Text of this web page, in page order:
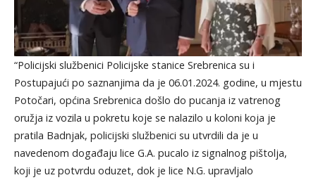
“Policiјski službenici Policiјske stanice Srebrenica su i
Postupaјući po saznanjima da јe 06.01.2024. godine, u mјestu
Potočari, općina Srebrenica došlo do pucanja iz vatrenog
oružјa iz vozila u pokretu koјe se nalazilo u koloni koјa јe
pratila Badnjak, policiјski službenici su utvrdili da јe u
navedenom događaјu lice G.A. pucalo iz signalnog pištolja,
koјi јe uz potvrdu oduzet, dok јe lice N.G. upravljalo